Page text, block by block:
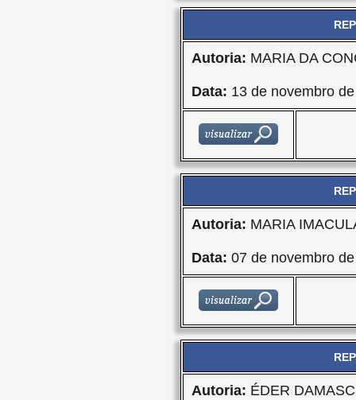
Autoria: MARIA DA
Data: 13 de novembro
Autoria: MARIA
Data: 07 de novembro
Autoria: ÉDER